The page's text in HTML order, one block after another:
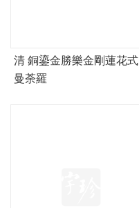
清 銅鎏金勝樂金剛蓮花式
曼荼羅